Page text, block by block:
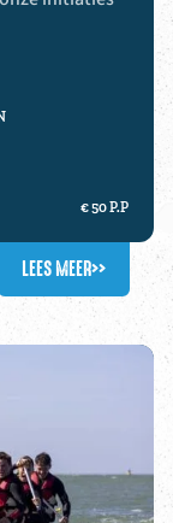
€ 50 P.P
LEES MEER>>